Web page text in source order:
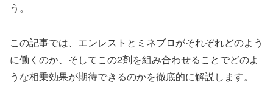
う。
この記事では、エンレストとミネブロがそれぞれどのよう
に働くのか、そしてこの2剤を組み合わせることでどのよ
うな相乗効果が期待できるのかを徹底的に解説します。